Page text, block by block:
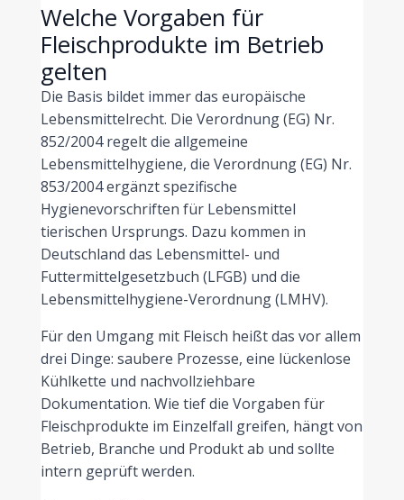
Welche Vorgaben für
Fleischprodukte im Betrieb
gelten
Die Basis bildet immer das europäische
Lebensmittelrecht. Die Verordnung (EG) Nr.
852/2004 regelt die allgemeine
Lebensmittelhygiene, die Verordnung (EG) Nr.
853/2004 ergänzt spezifische
Hygienevorschriften für Lebensmittel
tierischen Ursprungs. Dazu kommen in
Deutschland das Lebensmittel- und
Futtermittelgesetzbuch (LFGB) und die
Lebensmittelhygiene-Verordnung (LMHV).
Für den Umgang mit Fleisch heißt das vor allem
drei Dinge: saubere Prozesse, eine lückenlose
Kühlkette und nachvollziehbare
Dokumentation. Wie tief die Vorgaben für
Fleischprodukte im Einzelfall greifen, hängt von
Betrieb, Branche und Produkt ab und sollte
intern geprüft werden.